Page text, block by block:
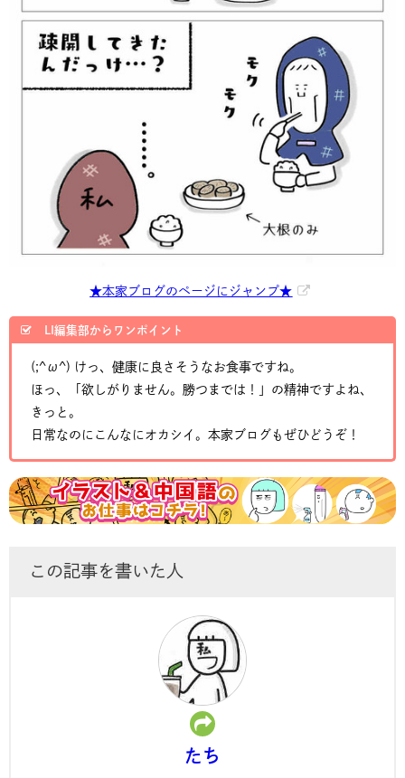
★本家ブログのページにジャンプ★
LI編集部からワンポイント
(;^ω^) けっ、健康に良さそうなお食事ですね。
ほっ、「欲しがりません。勝つまでは！」の精神ですよね、
きっと。
日常なのにこんなにオカシイ。本家ブログもぜひどうぞ！
この記事を書いた人
たち